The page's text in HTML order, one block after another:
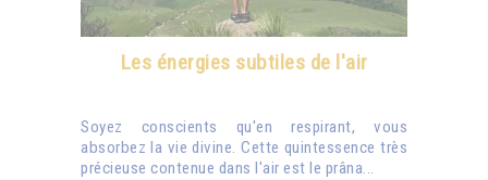
Les énergies subtiles de l'air
Soyez conscients qu'en respirant, vous
absorbez la vie divine. Cette quintessence très
précieuse contenue dans l'air est le prâna...